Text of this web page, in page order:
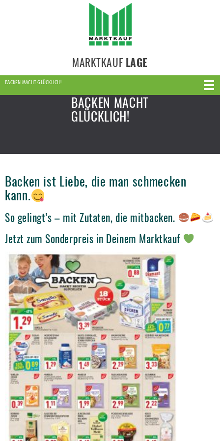
MARKTKAUF LAGE
BACKEN MACHT GLÜCKLICH!
BACKEN MACHT
GLÜCKLICH!
Backen ist Liebe, die man schmecken
kann.
So gelingt’s – mit Zutaten, die mitbacken.
Jetzt zum Sonderpreis in Deinem Marktkauf